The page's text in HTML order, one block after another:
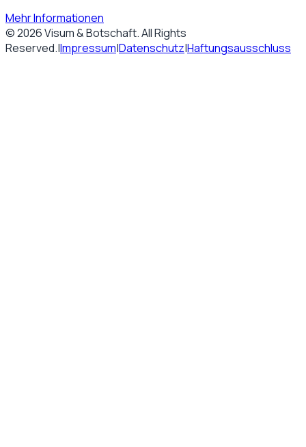
Mehr Informationen
©2026Visum & Botschaft. All Rights
Reserved.|Impressum|Datenschutz|Haftungsausschluss